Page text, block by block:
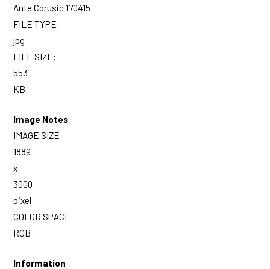
Ante Corusic 170415
FILE TYPE:
jpg
FILE SIZE:
553
KB
Image Notes
IMAGE SIZE:
1889
x
3000
pixel
COLOR SPACE:
RGB
Information